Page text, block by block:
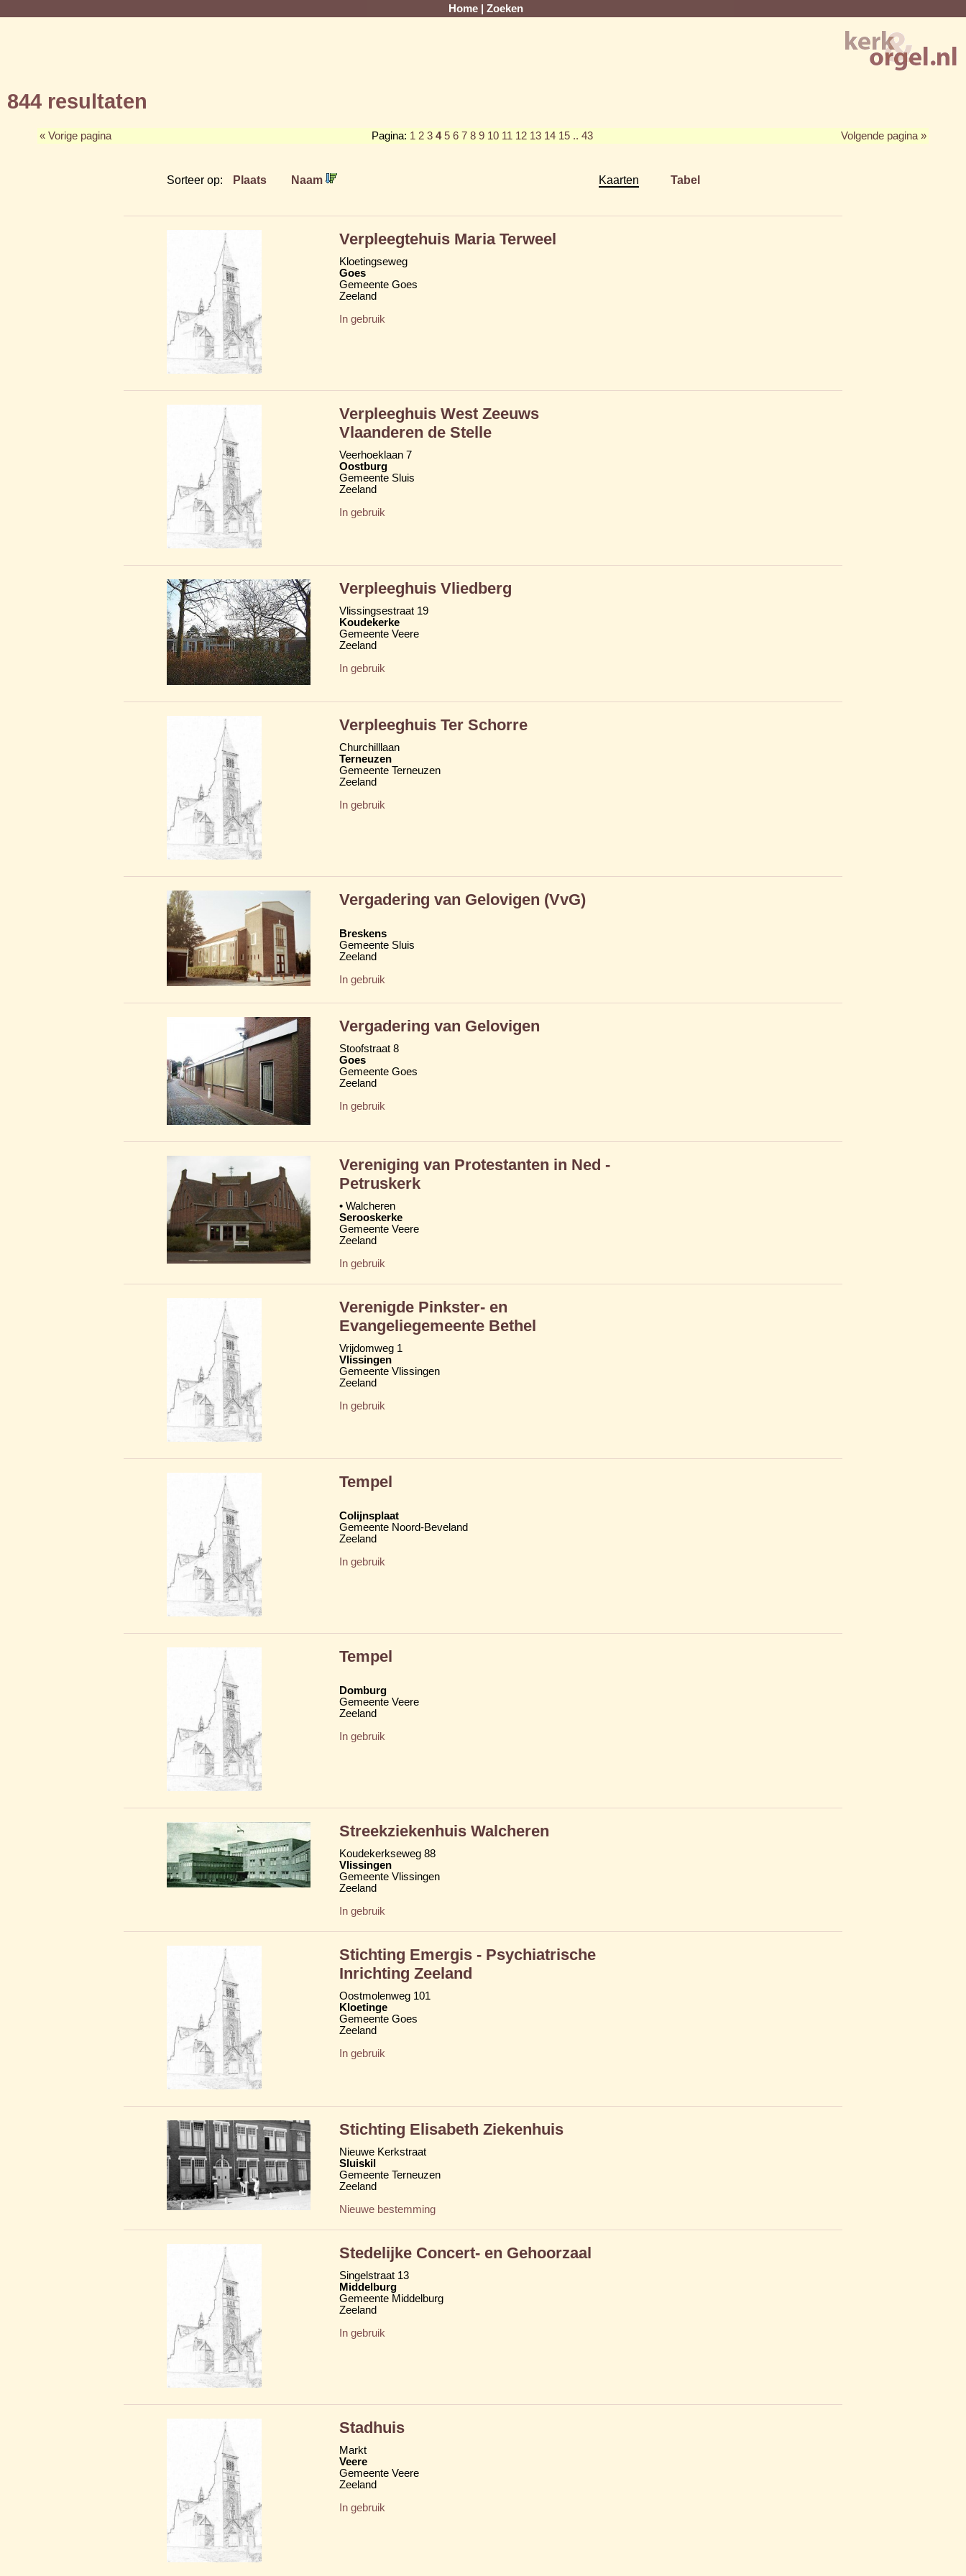
Home Zoeken
844 resultaten
« Vorige pagina Pagina: 1 2 3 4 5 6 7 8 9 10 11 12 13 14 15 .. 43 Volgende pagina »
Sorteer op: Plaats Naam Kaarten Tabel
Verpleegtehuis Maria Terweel
Kloetingseweg
Goes
Gemeente Goes
Zeeland
In gebruik
Verpleeghuis West Zeeuws
Vlaanderen de Stelle
Veerhoeklaan 7
Oostburg
Gemeente Sluis
Zeeland
In gebruik
Verpleeghuis Vliedberg
Vlissingsestraat 19
Koudekerke
Gemeente Veere
Zeeland
In gebruik
Verpleeghuis Ter Schorre
Churchilllaan
Terneuzen
Gemeente Terneuzen
Zeeland
In gebruik
Vergadering van Gelovigen (VvG)
Breskens
Gemeente Sluis
Zeeland
In gebruik
Vergadering van Gelovigen
Stoofstraat 8
Goes
Gemeente Goes
Zeeland
In gebruik
Vereniging van Protestanten in Ned -
Petruskerk
• Walcheren
Serooskerke
Gemeente Veere
Zeeland
In gebruik
Verenigde Pinkster- en
Evangeliegemeente Bethel
Vrijdomweg 1
Vlissingen
Gemeente Vlissingen
Zeeland
In gebruik
Tempel
Colijnsplaat
Gemeente Noord-Beveland
Zeeland
In gebruik
Tempel
Domburg
Gemeente Veere
Zeeland
In gebruik
Streekziekenhuis Walcheren
Koudekerkseweg 88
Vlissingen
Gemeente Vlissingen
Zeeland
In gebruik
Stichting Emergis - Psychiatrische
Inrichting Zeeland
Oostmolenweg 101
Kloetinge
Gemeente Goes
Zeeland
In gebruik
Stichting Elisabeth Ziekenhuis
Nieuwe Kerkstraat
Sluiskil
Gemeente Terneuzen
Zeeland
Nieuwe bestemming
Stedelijke Concert- en Gehoorzaal
Singelstraat 13
Middelburg
Gemeente Middelburg
Zeeland
In gebruik
Stadhuis
Markt
Veere
Gemeente Veere
Zeeland
In gebruik